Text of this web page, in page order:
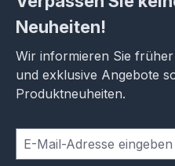
Neuheiten!
Wir informieren Sie
und exklusive Angebote
Produktneuheiten.